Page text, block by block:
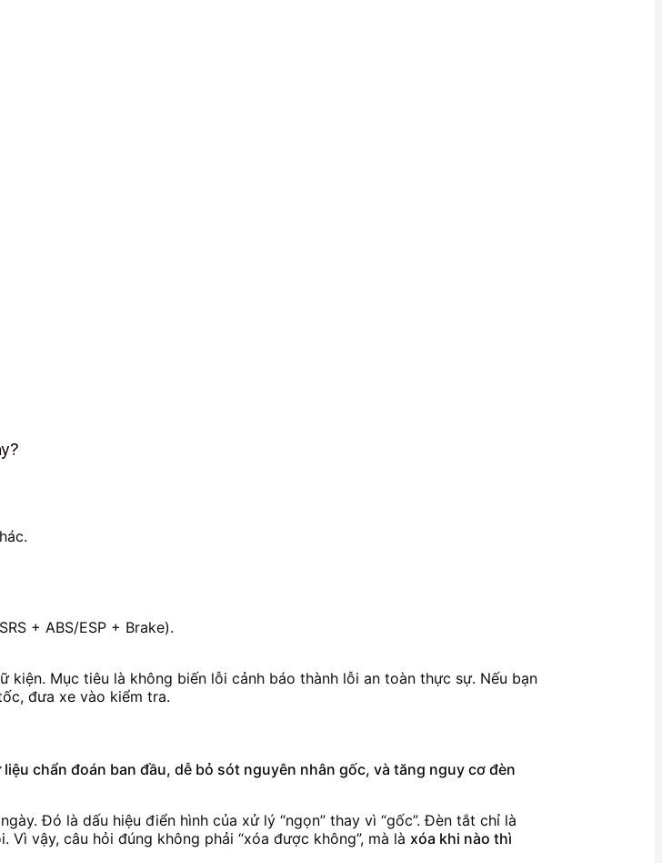
+ ABS/ESP + Brake).
Mục tiêu là không biến lỗi cảnh báo thành lỗi an toàn thực sự. Nếu bạn
đưa xe vào kiểm tra.
chẩn đoán ban đầu, dễ bỏ sót nguyên nhân gốc, và tăng nguy cơ đèn
Đó là dấu hiệu điển hình của xử lý “ngọn” thay vì “gốc”. Đèn tắt chỉ là
vậy, câu hỏi đúng không phải “xóa được không”, mà là xóa khi nào thì